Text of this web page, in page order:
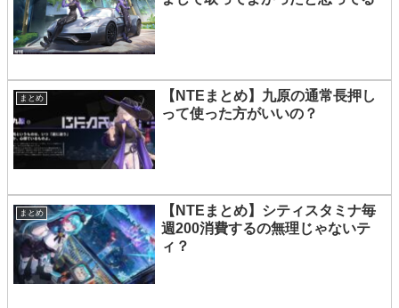
まとめ
【NTEまとめ】九原の通常長押し
って使った方がいいの？
まとめ
【NTEまとめ】シティスタミナ毎
週200消費するの無理じゃないテ
ィ？